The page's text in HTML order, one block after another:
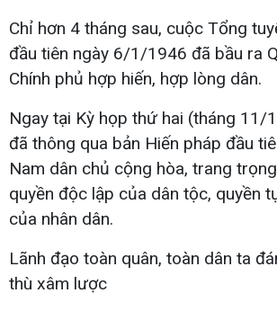
Chỉ hơn 4 tháng sau, cuộc Tổng
đầu tiên ngày 6/1/1946 đã bầu ra
Chính phủ hợp hiến, hợp lòng dân.
Ngay tại Kỳ họp thứ hai (tháng 11/
đã thông qua bản Hiến pháp đầu
Nam dân chủ cộng hòa, trang
quyền độc lập của dân tộc, quyền
của nhân dân.
Lãnh đạo toàn quân, toàn dân ta
thù xâm lược